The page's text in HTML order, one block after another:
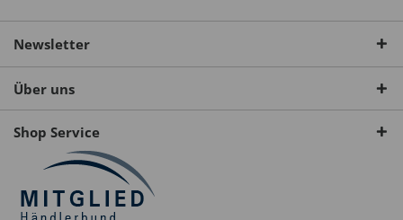
Newsletter
Über uns
Shop Service